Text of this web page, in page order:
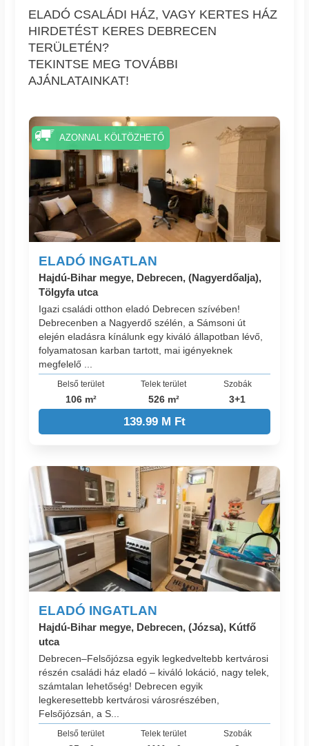
ELADÓ CSALÁDI HÁZ, VAGY KERTES HÁZ
HIRDETÉST KERES DEBRECEN
TERÜLETÉN?
TEKINTSE MEG TOVÁBBI
AJÁNLATAINKAT!
ELADÓ INGATLAN
Hajdú-Bihar megye, Debrecen, (Nagyerdőalja),
Tölgyfa utca
Igazi családi otthon eladó Debrecen szívében!
Debrecenben a Nagyerdő szélén, a Sámsoni út
elején eladásra kínálunk egy kiváló állapotban lévő,
folyamatosan karban tartott, mai igényeknek
megfelelő ...
Belső terület
106 m²
Telek terület
526 m²
Szobák
3+1
139.99 M Ft
AZONNAL KÖLTÖZHETŐ
ELADÓ INGATLAN
Hajdú-Bihar megye, Debrecen, (Józsa), Kútfő
utca
Debrecen–Felsőjózsa egyik legkedveltebb kertvárosi
részén családi ház eladó – kiváló lokáció, nagy telek,
számtalan lehetőség! Debrecen egyik
legkeresettebb kertvárosi városrészében,
Felsőjózsán, a S...
Belső terület Telek terület Szobák